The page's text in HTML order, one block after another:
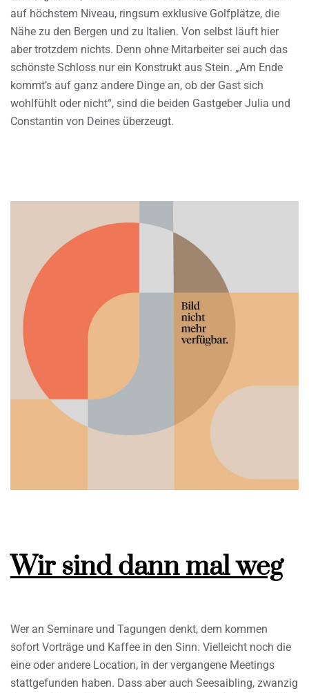
auf höchstem Niveau, ringsum exklusive Golfplätze, die
Nähe zu den Bergen und zu Italien. Von selbst läuft hier
aber trotzdem nichts. Denn ohne Mitarbeiter sei auch das
schönste Schloss nur ein Konstrukt aus Stein. „Am Ende
kommt’s auf ganz andere Dinge an, ob der Gast sich
wohlfühlt oder nicht“, sind die beiden Gastgeber Julia und
Constantin von Deines überzeugt.
Wir sind dann mal weg
Wer an Seminare und Tagungen denkt, dem kommen
sofort Vorträge und Kaffee in den Sinn. Vielleicht noch die
eine oder andere Location, in der vergangene Meetings
stattgefunden haben. Dass aber auch Seesaibling, zwanzig